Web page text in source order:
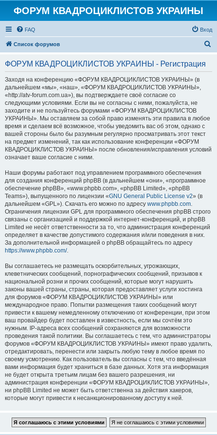
ФОРУМ КВАДРОЦИКЛИСТОВ УКРАИНЫ
FAQ Вход
Список форумов
ФОРУМ КВАДРОЦИКЛИСТОВ УКРАИНЫ - Регистрация
Заходя на конференцию «ФОРУМ КВАДРОЦИКЛИСТОВ УКРАИНЫ» (в
дальнейшем «мы», «наш», «ФОРУМ КВАДРОЦИКЛИСТОВ УКРАИНЫ»,
«http://atv-forum.com.ua»), вы подтверждаете своё согласие со
следующими условиями. Если вы не согласны с ними, пожалуйста, не
заходите и не пользуйтесь форумами «ФОРУМ КВАДРОЦИКЛИСТОВ
УКРАИНЫ». Мы оставляем за собой право изменять эти правила в любое
время и сделаем всё возможное, чтобы уведомить вас об этом, однако с
вашей стороны было бы разумным регулярно просматривать этот текст
на предмет изменений, так как использование конференции «ФОРУМ
КВАДРОЦИКЛИСТОВ УКРАИНЫ» после обновления/исправления условий
означает ваше согласие с ними.
Наши форумы работают под управлением программного обеспечения
для создания конференций phpBB (в дальнейшем «они», «программное
обеспечение phpBB», «www.phpbb.com», «phpBB Limited», «phpBB
Teams»), выпущенного по лицензии «GNU General Public License v2» (в
дальнейшем «GPL»). Скачать его можно по адресу www.phpbb.com.
Ограничения лицензии GPL для программного обеспечения phpBB строго
связаны с организацией и поддержкой интернет-конференций, и phpBB
Limited не несёт ответственности за то, что администрация конференций
определяет в качестве допустимого содержания и/или поведения в них.
За дополнительной информацией о phpBB обращайтесь по адресу
https://www.phpbb.com/.
Вы соглашаетесь не размещать оскорбительных, угрожающих,
клеветнических сообщений, порнографических сообщений, призывов к
национальной розни и прочих сообщений, которые могут нарушить
законы вашей страны, страны, которая предоставляет услуги хостинга
для форумов «ФОРУМ КВАДРОЦИКЛИСТОВ УКРАИНЫ» или
международное право. Попытки размещения таких сообщений могут
привести к вашему немедленному отключению от конференции, при этом
ваш провайдер будет поставлен в известность, если мы сочтём это
нужным. IP-адреса всех сообщений сохраняются для возможности
проведения такой политики. Вы соглашаетесь с тем, что администраторы
форумов «ФОРУМ КВАДРОЦИКЛИСТОВ УКРАИНЫ» имеют право удалить,
отредактировать, перенести или закрыть любую тему в любое время по
своему усмотрению. Как пользователь вы согласны с тем, что введённая
вами информация будет храниться в базе данных. Хотя эта информация
не будет открыта третьим лицам без вашего разрешения, ни
администрация конференции «ФОРУМ КВАДРОЦИКЛИСТОВ УКРАИНЫ»,
ни phpBB Limited не может быть ответственна за действия хакеров,
которые могут привести к несанкционированному доступу к ней.